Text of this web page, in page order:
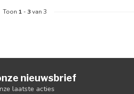
Toon 1 -3van 3
nieuwsbrief
laatste acties